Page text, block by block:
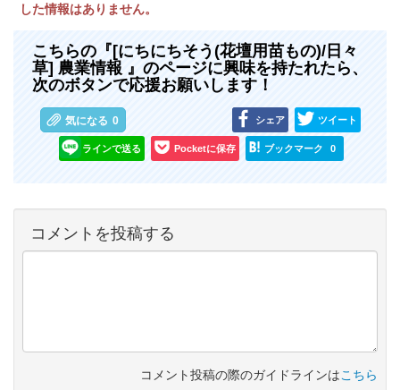
した情報はありません。
こちらの『[にちにちそう(花壇用苗もの)/日々
草] 農業情報 』のページに興味を持たれたら、
次のボタンで応援お願いします！
気になる 0 シェア ツイート
ラインで送る Pocketに保存 ブックマーク 0
コメントを投稿する
コメント投稿の際のガイドラインはこちら